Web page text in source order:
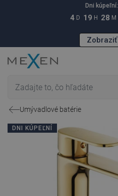
Dni kúpeľní:
4 D 19 H 28 M
Zobraziť
Umývadlové batérie
DNI KÚPEĽNÍ